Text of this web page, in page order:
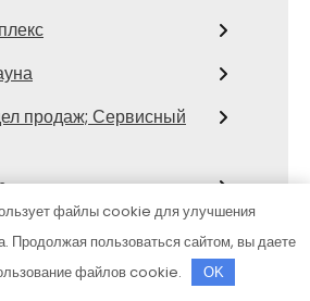
продаж; Сервисный
комплекс элитного
файлы cookie для улучшения
Продолжая пользоваться сайтом, вы даете
файлов cookie.
OK